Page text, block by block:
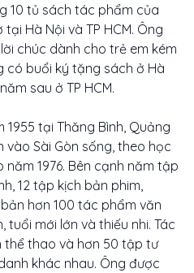
10 tủ sách tác phẩm của
Hà Nội và TP HCM. Ông
chúc dành cho trẻ em kém
có buổi ký tặng sách ở Hà
sau ở TP HCM.
1955 tại Thăng Bình, Quảng
vào Sài Gòn sống, theo học
1976. Bên cạnh năm tập
12 tập kịch bản phim,
hơn 100 tác phẩm văn
tuổi mới lớn và thiếu nhi. Tác
thể thao và hơn 50 tập tư
khác nhau. Ông được